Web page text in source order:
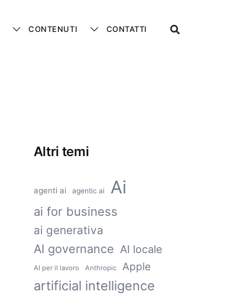
CONTENUTI CONTATTI
Altri temi
agenti ai agentic ai Ai
ai for business
ai generativa
AI governance AI locale
AI per il lavoro Anthropic Apple
artificial intelligence